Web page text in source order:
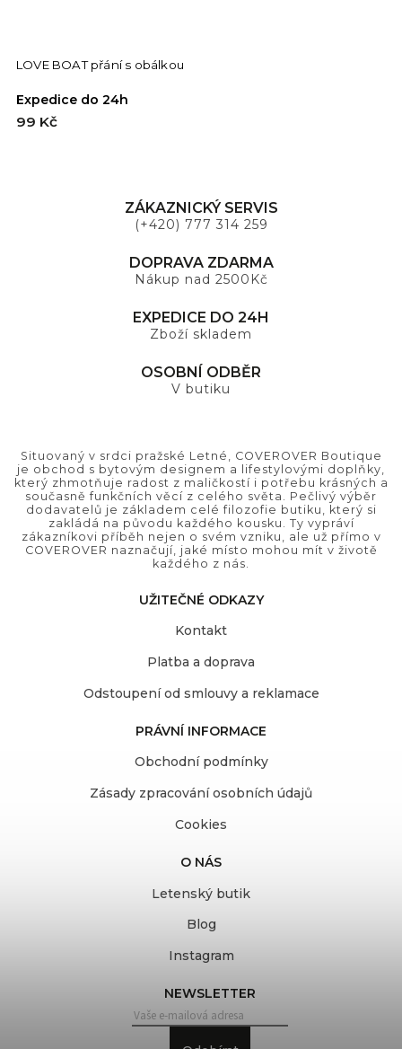
LOVE BOAT přání s obálkou
Expedice do 24h
99 Kč
ZÁKAZNICKÝ SERVIS
(+420) 777 314 259
DOPRAVA ZDARMA
Nákup nad 2500Kč
EXPEDICE DO 24H
Zboží skladem
OSOBNÍ ODBĚR
V butiku
Situovaný v srdci pražské Letné, COVEROVER Boutique
je obchod s bytovým designem a lifestylovými doplňky,
který zhmotňuje radost z maličkostí i potřebu krásných a
současně funkčních věcí z celého světa. Pečlivý výběr
dodavatelů je základem celé filozofie butiku, který si
zakládá na původu každého kousku. Ty vypráví
zákazníkovi příběh nejen o svém vzniku, ale už přímo v
COVEROVER naznačují, jaké místo mohou mít v životě
každého z nás.
UŽITEČNÉ ODKAZY
Kontakt
Platba a doprava
Odstoupení od smlouvy a reklamace
PRÁVNÍ INFORMACE
Obchodní podmínky
Zásady zpracování osobních údajů
Cookies
O NÁS
Letenský butik
Blog
Instagram
NEWSLETTER